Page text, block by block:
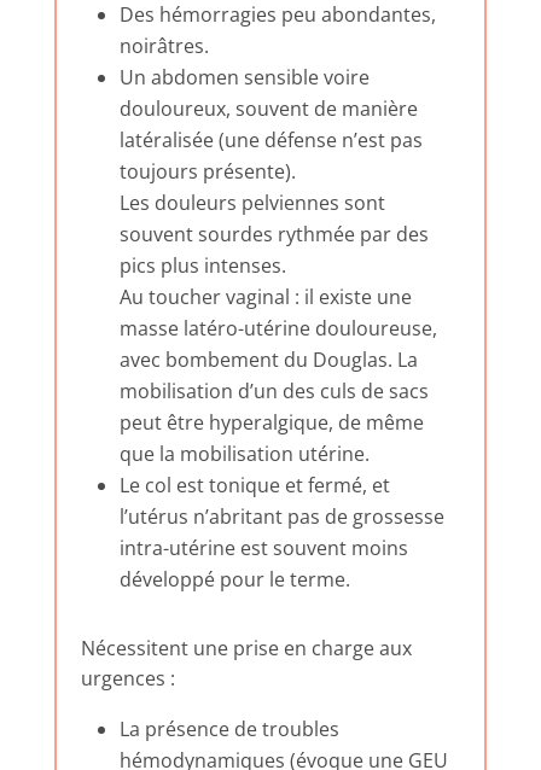
Des hémorragies peu abondantes,
noirâtres.
Un abdomen sensible voire
douloureux, souvent de manière
latéralisée (une défense n’est pas
toujours présente).
Les douleurs pelviennes sont
souvent sourdes rythmée par des
pics plus intenses.
Au toucher vaginal : il existe une
masse latéro-utérine douloureuse,
avec bombement du Douglas. La
mobilisation d’un des culs de sacs
peut être hyperalgique, de même
que la mobilisation utérine.
Le col est tonique et fermé, et
l’utérus n’abritant pas de grossesse
intra-utérine est souvent moins
développé pour le terme.
Nécessitent une prise en charge aux
urgences :
La présence de troubles
hémodynamiques (évoque une GEU